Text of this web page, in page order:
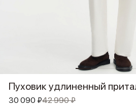
Пуховик удлиненный
30 090 ₽42 990 ₽